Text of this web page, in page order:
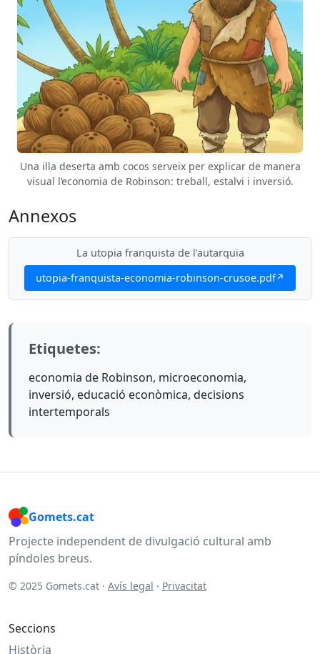
Una illa deserta amb cocos serveix per explicar de manera
visual l’economia de Robinson: treball, estalvi i inversió.
Annexos
La utopia franquista de l'autarquia
utopia-franquista-economia-robinson-crusoe.pdf
Etiquetes:
economia de Robinson, microeconomia,
inversió, educació econòmica, decisions
intertemporals
Gomets.cat
Projecte independent de divulgació cultural amb
píndoles breus.
© 2025 Gomets.cat · Avís legal · Privacitat
Seccions
Història